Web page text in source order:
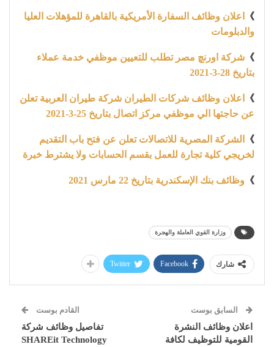
》
اعلان وظائف السفارة الأمريكية بالقاهرة للمؤهلات العليا
والدبلومات
》 شركة اورنچ مصر تطلب للتعيين موظفي خدمة عملاء
بتاريخ 28-3-2021
》
اعلان وظائف شركات الطيران شركة طيران العربية تعلن
عن حاجتها الي موظفي مركز اتصال بتاريخ 25-3-2021
》
الشركة المصرية للاتصالات تعلن عن فتح باب التقديم
لخريجي كلية تجارة للعمل بقسم الحسابات ولا يشترط خبرة
》 وظائف بنك الإسكندرية بتاريخ 22 مارس 2021
وزارة القوي العاملة والهجرة
شارك Facebook
Twitter
السابق بوست
اعلان وظائف النشرة
القومية للتوظيف لكافة
القادم بوست
تفاصيل وظائف شركة
SHAREit Technology